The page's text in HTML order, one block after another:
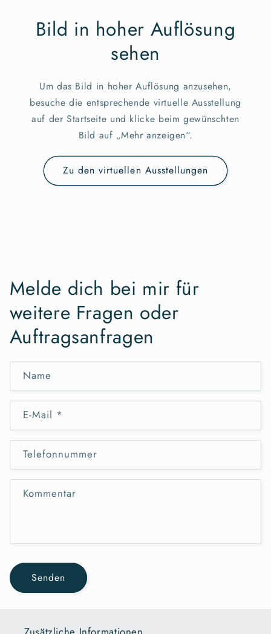
Bild in hoher Auflösung
sehen
Um das Bild in hoher Auflösung anzusehen,
besuche die entsprechende virtuelle Ausstellung
auf der Startseite und klicke beim gewünschten
Bild auf „Mehr anzeigen“.
Zu den virtuellen Ausstellungen
Melde dich bei mir für
weitere Fragen oder
Auftragsanfragen
Name
E-Mail *
Telefonnummer
Kommentar
Senden